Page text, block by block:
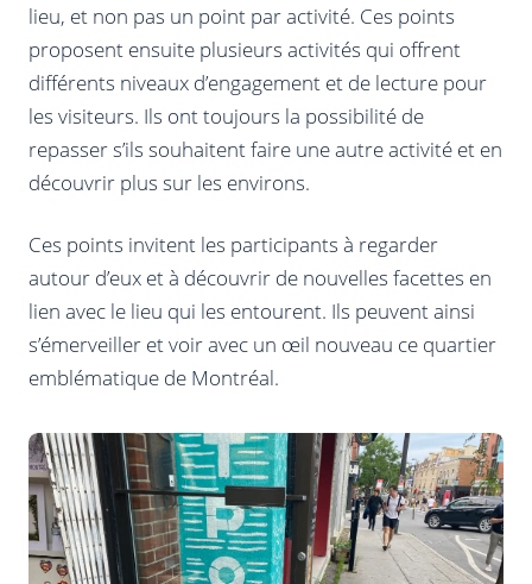
lieu, et non pas un point par activité. Ces points
proposent ensuite plusieurs activités qui offrent
différents niveaux d’engagement et de lecture pour
les visiteurs. Ils ont toujours la possibilité de
repasser s’ils souhaitent faire une autre activité et en
découvrir plus sur les environs.
Ces points invitent les participants à regarder
autour d’eux et à découvrir de nouvelles facettes en
lien avec le lieu qui les entourent. Ils peuvent ainsi
s’émerveiller et voir avec un œil nouveau ce quartier
emblématique de Montréal.